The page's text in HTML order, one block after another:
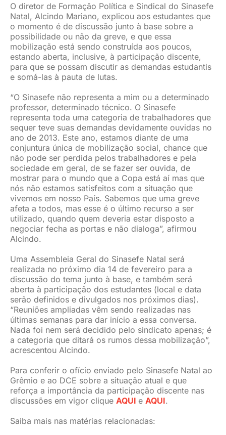
O diretor de Formação Política e Sindical do Sinasefe
Natal, Alcindo Mariano, explicou aos estudantes que
o momento é de discussão junto à base sobre a
possibilidade ou não da greve, e que essa
mobilização está sendo construída aos poucos,
estando aberta, inclusive, à participação discente,
para que se possam discutir as demandas estudantis
e somá-las à pauta de lutas.
“O Sinasefe não representa a mim ou a determinado
professor, determinado técnico. O Sinasefe
representa toda uma categoria de trabalhadores que
sequer teve suas demandas devidamente ouvidas no
ano de 2013. Este ano, estamos diante de uma
conjuntura única de mobilização social, chance que
não pode ser perdida pelos trabalhadores e pela
sociedade em geral, de se fazer ser ouvida, de
mostrar para o mundo que a Copa está aí mas que
nós não estamos satisfeitos com a situação que
vivemos em nosso País. Sabemos que uma greve
afeta a todos, mas esse é o último recurso a ser
utilizado, quando quem deveria estar disposto a
negociar fecha as portas e não dialoga”, afirmou
Alcindo.
Uma Assembleia Geral do Sinasefe Natal será
realizada no próximo dia 14 de fevereiro para a
discussão do tema junto à base, e também será
aberta à participação dos estudantes (local e data
serão definidos e divulgados nos próximos dias).
“Reuniões ampliadas vêm sendo realizadas nas
últimas semanas para dar início a essa conversa.
Nada foi nem será decidido pelo sindicato apenas; é
a categoria que ditará os rumos dessa mobilização”,
acrescentou Alcindo.
Para conferir o ofício enviado pelo Sinasefe Natal ao
Grêmio e ao DCE sobre a situação atual e que
reforça a importância da participação discente nas
discussões em vigor clique AQUI e AQUI.
Saiba mais nas matérias relacionadas: